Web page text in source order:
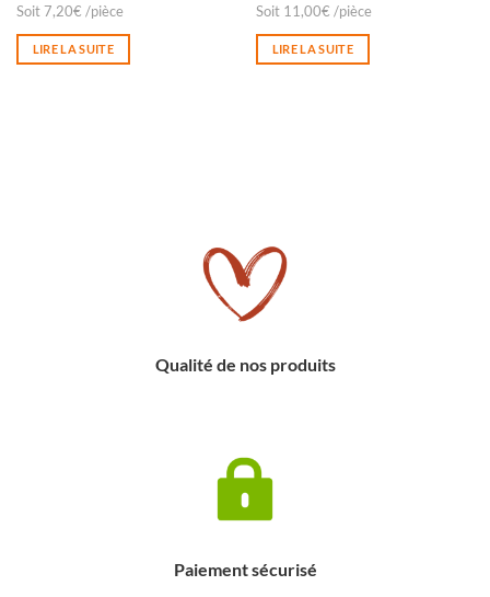
Soit 7,20€ /pièce
LIRE LA SUITE
Soit 11,00€ /pièce
LIRE LA SUITE
Qualité de nos produits
Paiement sécurisé